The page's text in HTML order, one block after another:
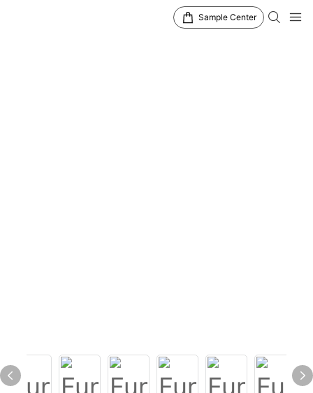
Sample Center